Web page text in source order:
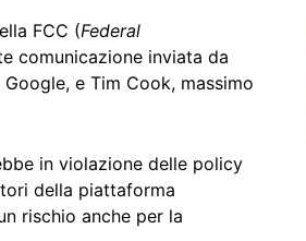
FCC (Federal
comunicazione inviata da
e Tim Cook, massimo
in violazione delle policy
della piattaforma
rischio anche per la